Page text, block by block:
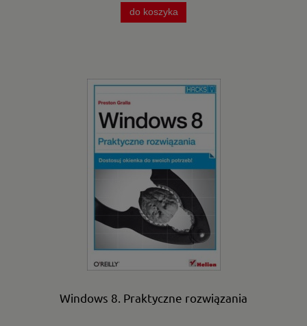
do koszyka
Windows 8. Praktyczne rozwiązania